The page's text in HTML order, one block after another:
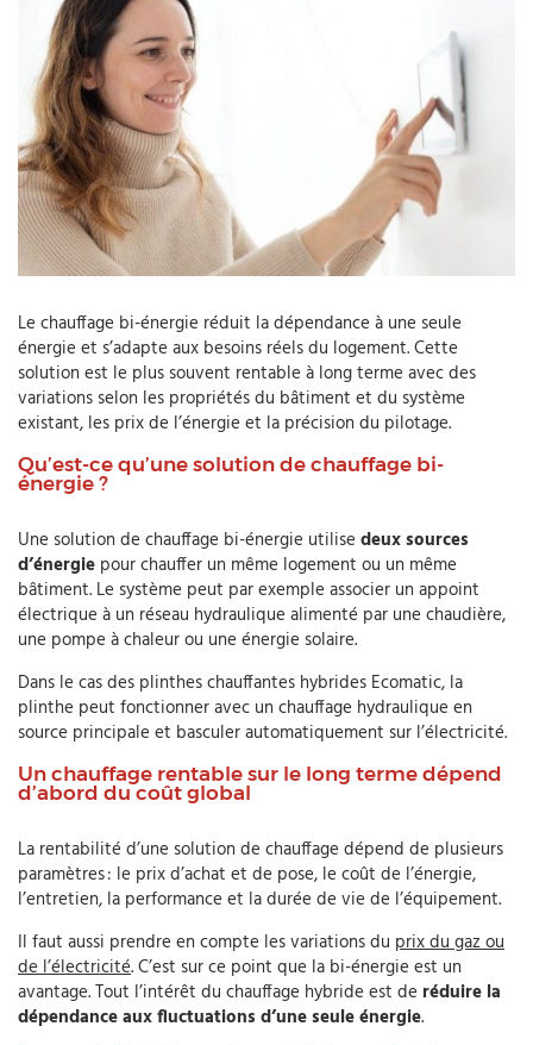
Le chauffage bi-énergie réduit la dépendance à une seule
énergie et s’adapte aux besoins réels du logement. Cette
solution est le plus souvent rentable à long terme avec des
variations selon les propriétés du bâtiment et du système
existant, les prix de l’énergie et la précision du pilotage.
Qu’est-ce qu’une solution de chauffage bi-
énergie ?
Une solution de chauffage bi-énergie utilise deux sources
d’énergie pour chauffer un même logement ou un même
bâtiment. Le système peut par exemple associer un appoint
électrique à un réseau hydraulique alimenté par une chaudière,
une pompe à chaleur ou une énergie solaire.
Dans le cas des plinthes chauffantes hybrides Ecomatic, la
plinthe peut fonctionner avec un chauffage hydraulique en
source principale et basculer automatiquement sur l’électricité.
Un chauffage rentable sur le long terme dépend
d’abord du coût global
La rentabilité d’une solution de chauffage dépend de plusieurs
paramètres : le prix d’achat et de pose, le coût de l’énergie,
l’entretien, la performance et la durée de vie de l’équipement.
Il faut aussi prendre en compte les variations du prix du gaz ou
de l’électricité. C’est sur ce point que la bi-énergie est un
avantage. Tout l’intérêt du chauffage hybride est de réduire la
dépendance aux fluctuations d’une seule énergie.